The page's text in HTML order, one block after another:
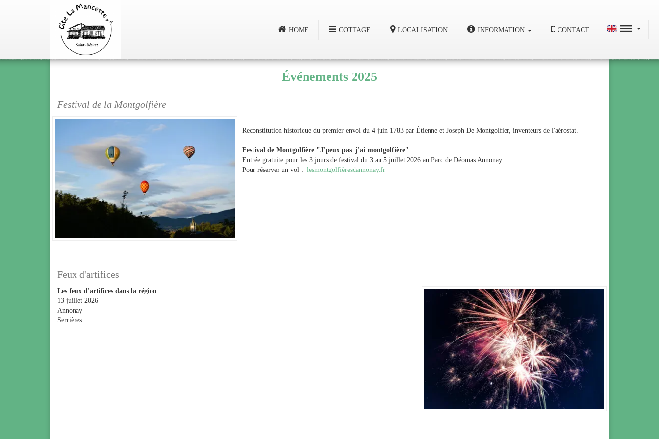
HOME COTTAGE LOCALISATION INFORMATION CONTACT
Événements 2025
Festival de la Montgolfière
Reconstitution historique du premier envol du 4 juin 1783 par Étienne et Joseph De Montgolfier, inventeurs de l'aérostat.
Festival de Montgolfière "J'peux pas j'ai montgolfière"
Entrée gratuite pour les 3 jours de festival du 3 au 5 juillet 2026 au Parc de Déomas Annonay.
Pour réserver un vol : lesmontgolfièresdannonay.fr
Feux d'artifices
Les feux d'artifices dans la région
13 juillet 2026 :
Annonay
Serrières